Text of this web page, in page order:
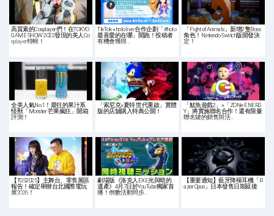
高質素的Cosplayer們！在TOKYO
GAME SHOW 2022發現的美人Co
splayer特輯！
TikTok × hololive 合作企劃「#holo
最喜愛的在哪」開跑！投稿者
有機會獲得…
「Fight of Animals」新增2隻Boss
角色！Nintendo Switch版開發決
定！
全美人氣No.1！最狂的果汁系
怪獸「Monster 芒果瘋狂」開箱
評測！
「索尼克×夏特 世代重啟」實體
版的店舖購入特典公開！
「魷魚遊戲2」×「ZONe ENERG
Y」將實施聯名合作！還有限量
聯名罐的銷售與活…
【TGS2025】主舞台、零售展區
報告！確定舉辦台北國際電玩
展2026！
劇場版《洛克人EXE光與暗的
遺產》4月7日於YouTube獨家首
播！倒數活動同步…
【重要通知】藍牙降噪耳機「R
azer Opus」日本發售日期延後